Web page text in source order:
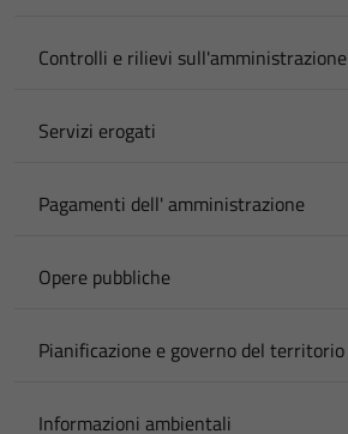
Controlli e rilievi sull'amministrazione
Servizi erogati
Pagamenti dell' amministrazione
Opere pubbliche
Pianificazione e governo del territorio
Informazioni ambientali